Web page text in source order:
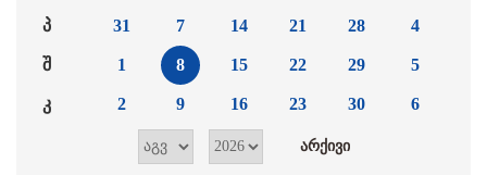
პ
შ
კ
31
1
2
7
8
9
14
15
16
21
22
23
28
29
30
4
5
6